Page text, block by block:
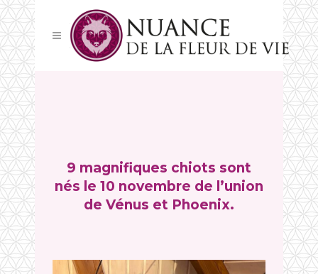
9 magnifiques chiots sont
nés le 10 novembre de l’union
de Vénus et Phoenix.